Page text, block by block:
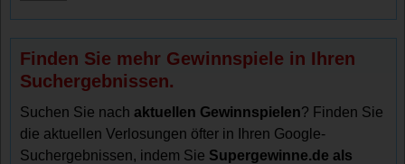
Finden Sie mehr Gewinnspiele in Ihren
Suchergebnissen.
Suchen Sie nachaktuellen Gewinnspielen? Finden Sie
die aktuellen Verlosungen öfter in Ihren Google-
Suchergebnissen, indem Sie Supergewinne.de als